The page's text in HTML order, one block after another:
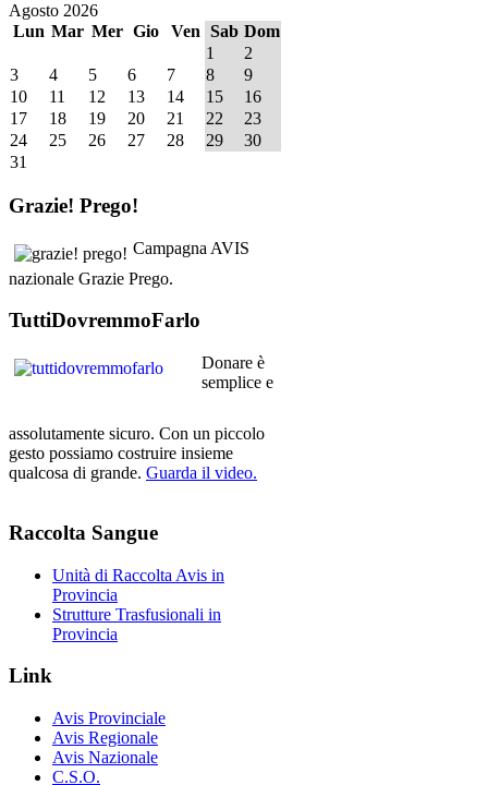
Agosto 2026
Lun Mar Mer Gio Ven Sab Dom
1
2
3
4 5 6 7 8
9
10
11 12 13 14 15
16
17
18 19 20 21 22
23
24
25 26 27 28 29
30
31
Grazie! Prego!
Campagna AVIS
nazionale Grazie Prego.
TuttiDovremmoFarlo
Donare è
semplice e
assolutamente sicuro. Con un piccolo
gesto possiamo costruire insieme
qualcosa di grande. Guarda il video.
Raccolta Sangue
Unità di Raccolta Avis in
Provincia
Strutture Trasfusionali in
Provincia
Link
Avis Provinciale
Avis Regionale
Avis Nazionale
C.S.O.